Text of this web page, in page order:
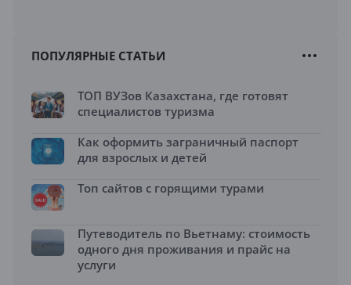
ПОПУЛЯРНЫЕ СТАТЬИ
ТОП ВУЗов Казахстана, где готовят
специалистов туризма
Как оформить заграничный паспорт
для взрослых и детей
Топ сайтов с горящими турами
Путеводитель по Вьетнаму: стоимость
одного дня проживания и прайс на
услуги